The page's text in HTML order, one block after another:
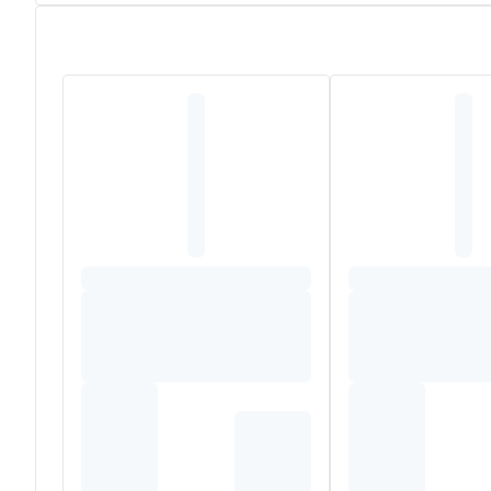
Deze dagverzorging met hoge tolerantie bestaat voor
vloeibare melk. Vermindert het trekkerige gevoel,